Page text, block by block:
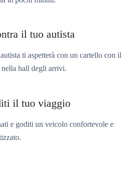
il tuo autista
ti aspetterà con un cartello con il
nella hall degli arrivi.
il tuo viaggio
e goditi un veicolo confortevole e